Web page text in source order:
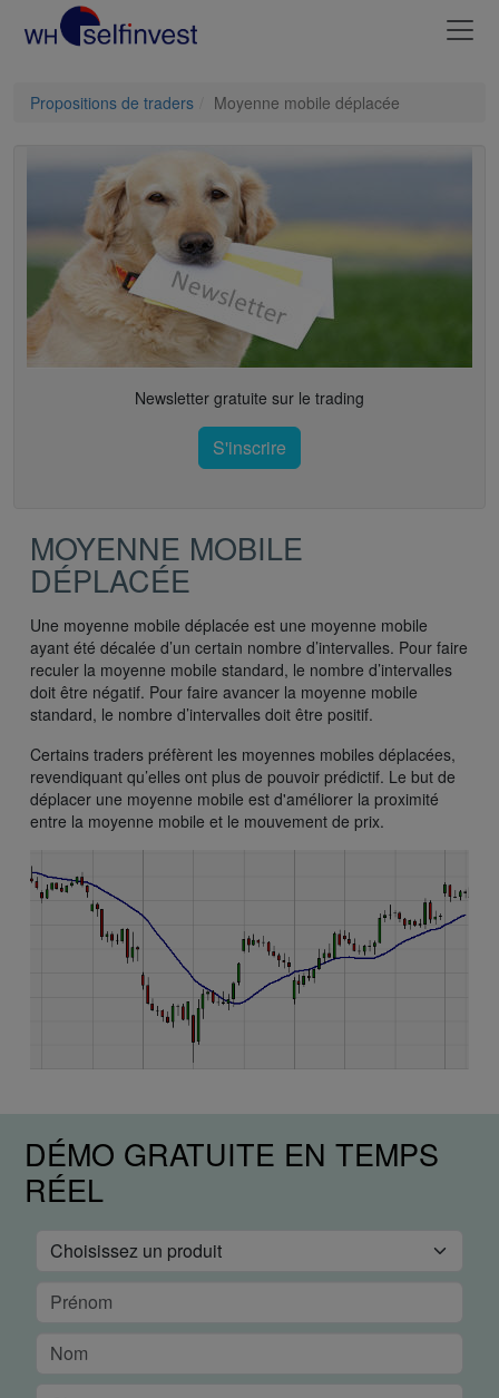
Propositions de traders Moyenne mobile déplacée
Newsletter gratuite sur le trading
S'inscrire
MOYENNE MOBILE
DÉPLACÉE
Une moyenne mobile déplacée est une moyenne mobile
ayant été décalée d’un certain nombre d’intervalles. Pour faire
reculer la moyenne mobile standard, le nombre d’intervalles
doit être négatif. Pour faire avancer la moyenne mobile
standard, le nombre d’intervalles doit être positif.
Certains traders préfèrent les moyennes mobiles déplacées,
revendiquant qu’elles ont plus de pouvoir prédictif. Le but de
déplacer une moyenne mobile est d'améliorer la proximité
entre la moyenne mobile et le mouvement de prix.
DÉMO GRATUITE EN TEMPS
RÉEL